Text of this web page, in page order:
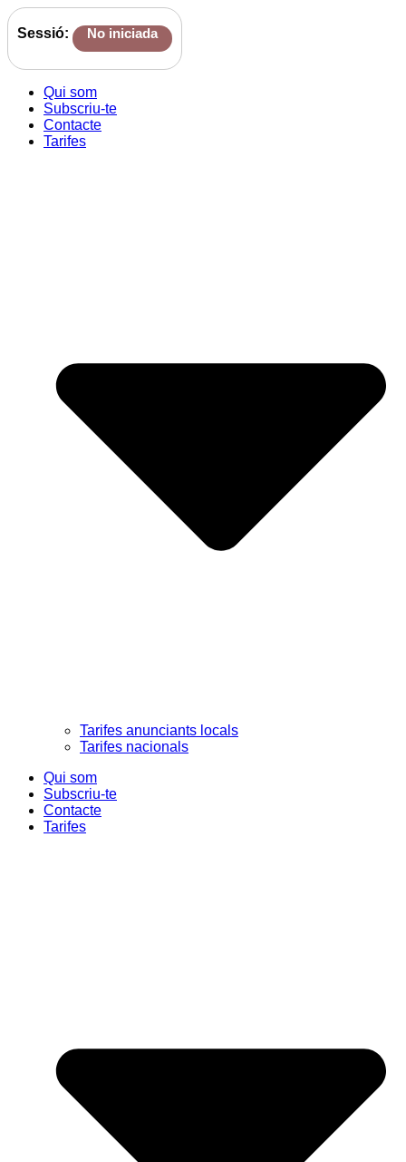
Sessió: No iniciada
Qui som
Subscriu-te
Contacte
Tarifes
Tarifes anunciants locals
Tarifes nacionals
Qui som
Subscriu-te
Contacte
Tarifes